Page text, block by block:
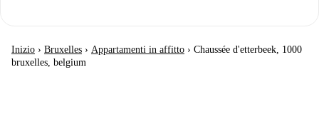
Inizio › Bruxelles › Appartamenti in affitto › Chaussée d'etterbeek, 1000
bruxelles, belgium